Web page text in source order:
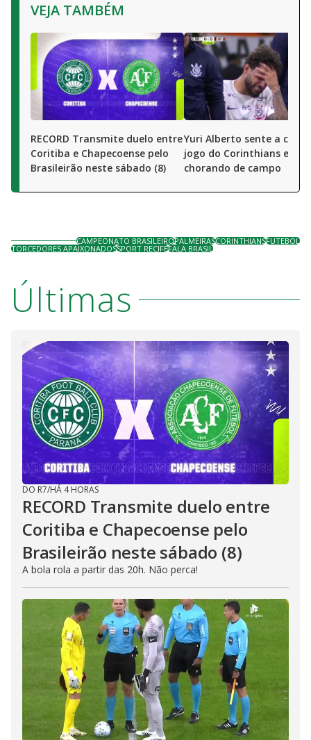
VEJA TAMBÉM
RECORD Transmite duelo entre
Coritiba e Chapecoense pelo
Brasileirão neste sábado (8)
Yuri Alberto sente a coxa
jogo do Corinthians e sai
chorando de campo
CAMPEONATO BRASILEIROPALMEIRASCORINTHIANSFUTEBOL
TORCEDORES APAIXONADOSSPORT RECIFEFALA BRASIL
Últimas
DO R7/HÁ 4 HORAS
RECORD Transmite duelo entre
Coritiba e Chapecoense pelo
Brasileirão neste sábado (8)
A bola rola a partir das 20h. Não perca!